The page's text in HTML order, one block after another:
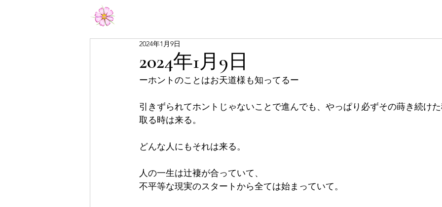
2024年1月9日
2024年1月9日
ーホントのことはお天道様も知ってるー
引きずられてホントじゃないことで進んでも、やっぱり必ずその蒔き続け
取る時は来る。
どんな人にもそれは来る。
人の一生は辻褄が合っていて、
不平等な現実のスタートから全ては始まっていて。